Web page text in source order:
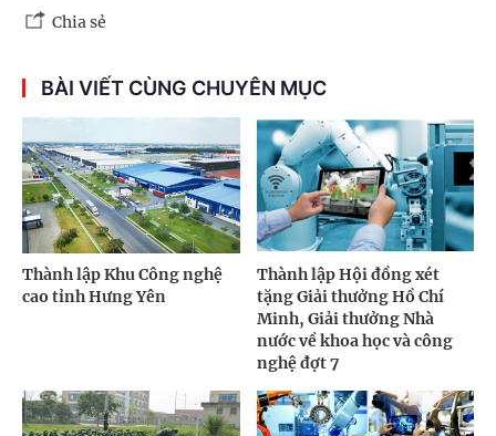
Chia sẻ
BÀI VIẾT CÙNG CHUYÊN MỤC
Thành lập Khu Công nghệ
cao tỉnh Hưng Yên
Thành lập Hội đồng xét
tặng Giải thưởng Hồ Chí
Minh, Giải thưởng Nhà
nước về khoa học và công
nghệ đợt 7